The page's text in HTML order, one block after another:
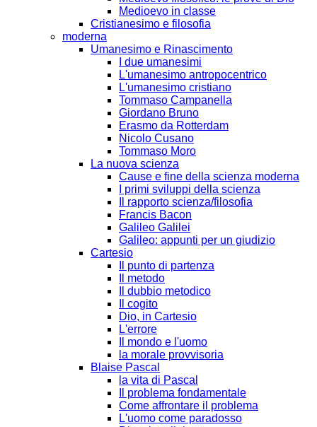
Medioevo in classe
Cristianesimo e filosofia
moderna
Umanesimo e Rinascimento
I due umanesimi
L'umanesimo antropocentrico
L'umanesimo cristiano
Tommaso Campanella
Giordano Bruno
Erasmo da Rotterdam
Nicolo Cusano
Tommaso Moro
La nuova scienza
Cause e fine della scienza moderna
I primi sviluppi della scienza
Il rapporto scienza/filosofia
Francis Bacon
Galileo Galilei
Galileo: appunti per un giudizio
Cartesio
Il punto di partenza
Il metodo
Il dubbio metodico
Il cogito
Dio, in Cartesio
L'errore
Il mondo e l'uomo
la morale provvisoria
Blaise Pascal
la vita di Pascal
Il problema fondamentale
Come affrontare il problema
L'uomo come paradosso